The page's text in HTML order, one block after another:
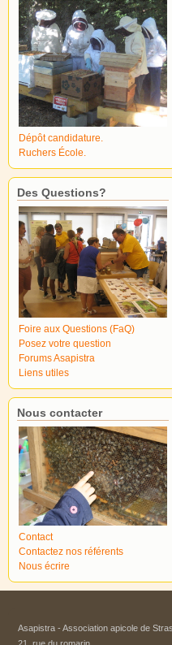
Dépôt candidature.
Ruchers École.
Des Questions?
Foire aux Questions (FaQ)
Posez votre question
Forums Asapistra
Liens utiles
Nous contacter
Contact
Contactez nos référents
Nous écrire
Asapistra - Association apicole de